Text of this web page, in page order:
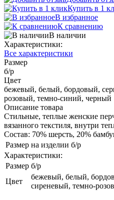
Купить в 1
В избранное
К сравнению
В наличии
Характеристики:
Все характеристики
Размер
б/р
Цвет
бежевый, белый, бордовый,
розовый, темно-синий, черный
Описание товара
Стильные, теплые женские
вязанного текстиля, внутри
Состав: 70% шерсть, 20%
Размер на изделии б/р
Характеристики:
Размер б/р
Цвет
бежевый, белый,
сиреневый, темно-